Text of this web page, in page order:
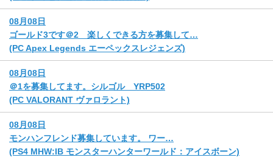
08月08日
ゴールド3です＠2 楽しくできる方を募集して…
(PC Apex Legends エーペックスレジェンズ)
08月08日
＠1を募集してます。シルゴル YRP502
(PC VALORANT ヴァロラント)
08月08日
モンハンフレンド募集しています。 ワー…
(PS4 MHW:IB モンスターハンターワールド：アイスボーン)